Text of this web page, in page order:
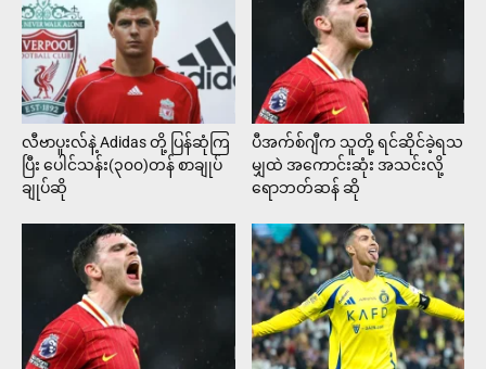
လီဗာပူးလ်နဲ့ Adidas တို့ ပြန်ဆုံကြ
ပြီး ပေါင်သန်း(၃၀၀)တန် စာချုပ်
ချုပ်ဆို
ပီအက်စ်ဂျီက သူတို့ ရင်ဆိုင်ခဲ့ရသ
မျှထဲ အကောင်းဆုံး အသင်းလို့
ရောဘတ်ဆန် ဆို